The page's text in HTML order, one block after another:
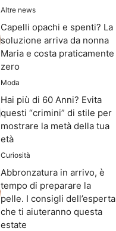
Altre news
Capelli opachi e spenti? La
soluzione arriva da nonna
Maria e costa praticamente
zero
Moda
Hai più di 60 Anni? Evita
questi “crimini” di stile per
mostrare la metà della tua
età
Curiosità
Abbronzatura in arrivo, è
tempo di preparare la
pelle. I consigli dell’esperta
che ti aiuteranno questa
estate